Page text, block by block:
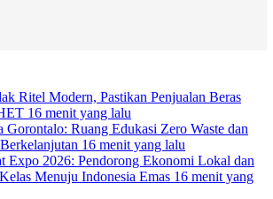
Ritel Modern, Pastikan Penjualan Beras
16 menit yang lalu
Gorontalo: Ruang Edukasi Zero Waste dan
16 menit yang lalu
Expo 2026: Pendorong Ekonomi Lokal dan
Menuju Indonesia Emas 16 menit yang